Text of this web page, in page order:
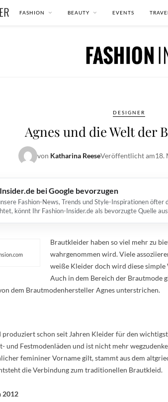
FASHION BEAUTY EVENTS TRAVEL
DESIGNER
Agnes und die Welt der
von Katharina ReeseVeröffentlicht am18.
bei Google bevorzugen
Fashion-News, Trends und Style-Inspirationen öfter
könnt Ihr Fashion-Insider.de als bevorzugte Quelle
Brautkleider haben so viel mehr zu
wahrgenommen wird. Viele
weiße Kleider doch wird diese
Auch in dem Bereich der Brautmode
dem Brautmodenhersteller Agnes unterstrichen.
produziert schon seit Jahren Kleider für den
und Festmodenläden und ist nicht mehr
femininer Vorname gilt, stammt aus dem
die Verbindung zum traditionellen Brautkleid.
2012